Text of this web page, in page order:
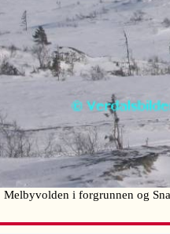
Melbyvolden i forgrunnen og